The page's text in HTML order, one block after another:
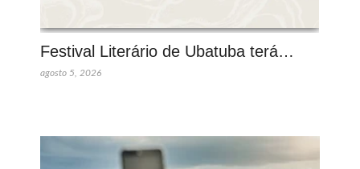
Festival Literário de Ubatuba terá…
agosto 5, 2026